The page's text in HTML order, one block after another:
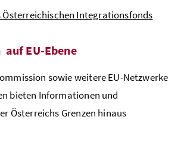
Österreichischen Integrationsfonds
EU-Ebene
sowie weitere EU-Netzwerke
bieten Informationen und
Österreichs Grenzen hinaus